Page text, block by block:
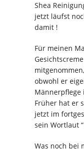
Shea
jetzt läufst
damit !
Für meinen
obwohl er
Männerpflege
Früher hat er
jetzt im
sein Wortlaut
Was noch bei